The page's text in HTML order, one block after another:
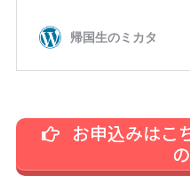
お申込みはこ